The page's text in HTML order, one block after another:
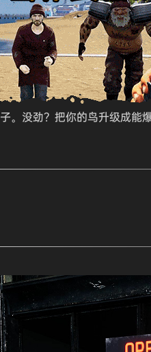
。没劲？把你的鸟升级成